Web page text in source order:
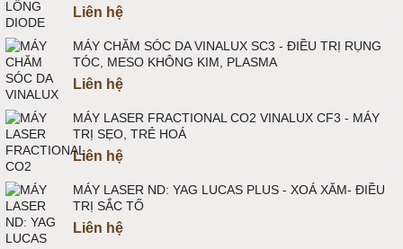
Liên hệ
MÁY CHĂM SÓC DA VINALUX SC3 - ĐIỀU TRỊ RỤNG
TÓC, MESO KHÔNG KIM, PLASMA
Liên hệ
MÁY LASER FRACTIONAL CO2 VINALUX CF3 - MÁY
TRỊ SẸO, TRẺ HOÁ
Liên hệ
MÁY LASER ND: YAG LUCAS PLUS - XOÁ XĂM- ĐIỀU
TRỊ SẮC TỐ
Liên hệ